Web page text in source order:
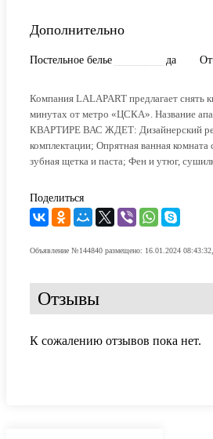
Дополнительно
Постельное белье да
Компания LALAPART предлагает
минутах от метро «ЦСКА». Название
КВАРТИРЕ ВАС ЖДЕТ: Дизайнерский
комплектации; Опрятная ванная
зубная щетка и паста; Фен и утюг,
Поделиться
Объявление №144840 размещено: 16.01.2024
Отзывы
К сожалению отзывов пока нет.